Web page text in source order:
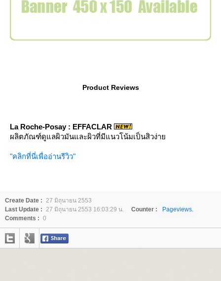
Product Reviews
La Roche-Posay : EFFACLAR
ผลิตภัณฑ์ดูแลผิวมันและผิวที่มีแนวโน้มเป็นสิวง่า
"คลิกที่นี่เพื่ออ่านรีวิว"
Create Date : 27 มิถุนายน 2553
Last Update : 27 มิถุนายน 2553 16:03:29 น. Counter :
Pageviews.
Comments : 0